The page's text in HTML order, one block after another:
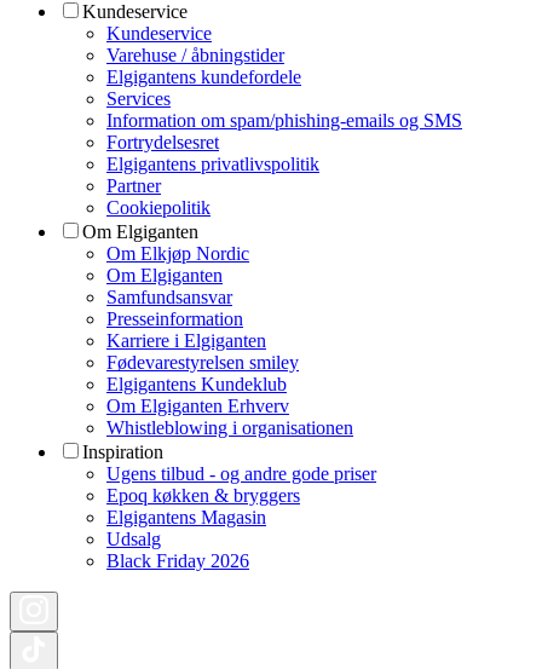
Kundeservice
Kundeservice
Varehuse / åbningstider
Elgigantens kundefordele
Services
Information om spam/phishing-emails og SMS
Fortrydelsesret
Elgigantens privatlivspolitik
Partner
Cookiepolitik
Om Elgiganten
Om Elkjøp Nordic
Om Elgiganten
Samfundsansvar
Presseinformation
Karriere i Elgiganten
Fødevarestyrelsen smiley
Elgigantens Kundeklub
Om Elgiganten Erhverv
Whistleblowing i organisationen
Inspiration
Ugens tilbud - og andre gode priser
Epoq køkken & bryggers
Elgigantens Magasin
Udsalg
Black Friday 2026